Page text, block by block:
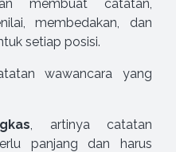
membuat catatan,
membedakan, dan
setiap posisi.
wawancara yang
, artinya catatan
panjang dan harus